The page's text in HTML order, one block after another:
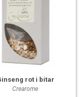
rot i bitar
Crearome